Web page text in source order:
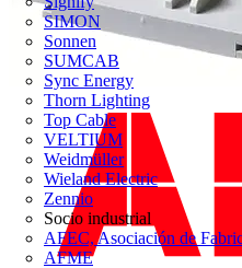
SIMON
Sonnen
SUMCAB
Sync Energy
Thorn Lighting
Top Cable
VELTIUM
Weidmüller
Wieland Electric
Zennio
Socio industrial
AFEC, Asociación de
AFME